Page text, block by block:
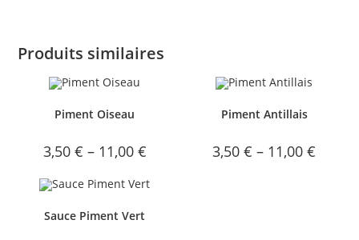
Produits similaires
Piment Oiseau
3,50 € – 11,00 €
Piment Antillais
3,50€ – 11,00€
Sauce Piment Vert